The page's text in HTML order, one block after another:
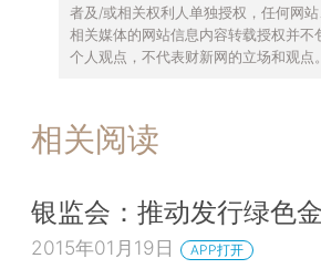
者及/或相关权利人单独授权，任何网
相关媒体的网站信息内容转载授权并
个人观点，不代表财新网的立场和观点。
相关阅读
银监会：推动发行绿色
2015年01月19日 APP打开